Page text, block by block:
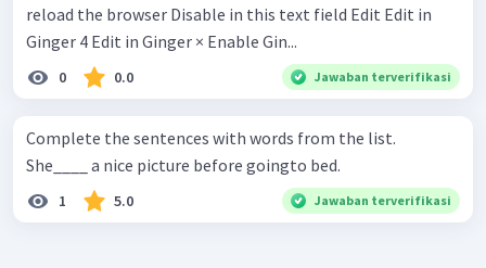
reload the browser Disable in this text field Edit Edit in
Ginger 4 Edit in Ginger × Enable Gin...
0 0.0 Jawaban terverifikasi
Complete the sentences with words from the list.
She____ a nice picture before goingto bed.
1 5.0 Jawaban terverifikasi